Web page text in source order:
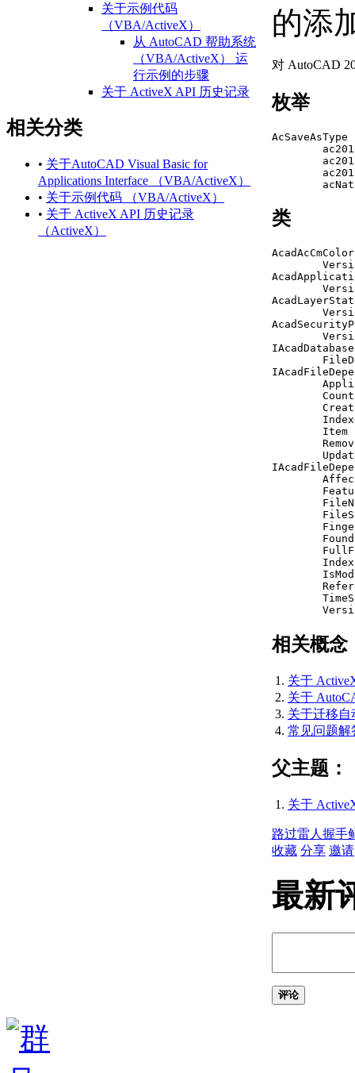
关于示例代码
（VBA/ActiveX）
从 AutoCAD 帮助系统
（VBA/ActiveX） 运
行示例的步骤
关于 ActiveX API 历史记录
（ActiveX）
AutoCAD 2020 API 历
史记录参考
（ActiveX）
AutoCAD 2018 API 历
相关分类
• 关于AutoCAD Visual Basic for
Applications Interface （VBA/ActiveX）
• 关于示例代码 （VBA/ActiveX）
• 关于 ActiveX API 历史记录
（ActiveX）
的添
对 AutoCAD
枚举
类
AcadAcCmColor
Item
相关概念
关于
关于
关于迁移
常见问题解
父主题：
关于
路过雷人 握手
收藏 分享 邀请
最新
评论